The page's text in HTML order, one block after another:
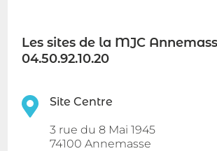
Les sites de la MJC
04.50.92.10.20
Site Centre
3 rue du 8 Mai 1945
74100 Annemasse